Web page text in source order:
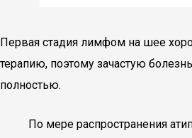
Первая стадия лимфом на шее
терапию, поэтому зачастую
полностью.
По мере распространения